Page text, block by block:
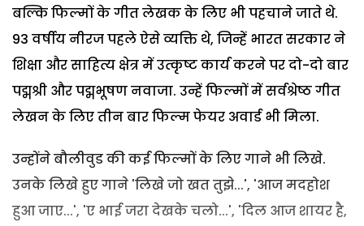
बल्कि फिल्मों के गीत लेखक के लिए भी पहचाने जाते थे.
93 वर्षीय नीरज पहले ऐसे व्यक्ति थे, जिन्हें भारत सरकार ने
शिक्षा और साहित्य क्षेत्र में उत्कृष्ट कार्य करने पर दो-दो बार
पद्मश्री और पद्मभूषण नवाजा. उन्हें फिल्मों में सर्वश्रेष्ठ गीत
लेखन के लिए तीन बार फिल्म फेयर अवार्ड भी मिला.
उन्होंने बौलीवुड की कई फिल्मों के लिए गाने भी लिखे.
उनके लिखे हुए गाने 'लिखे जो खत तुझे...', 'आज मदहोश
हुआ जाए...', 'ए भाई जरा देखके चलो...', 'दिल आज शायर है,